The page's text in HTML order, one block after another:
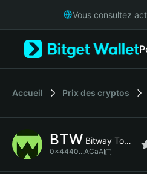
Русский
Italiano
简体中文
繁體中文
Vous consultez
Accueil Prix des cryptos
BTW Bitway Token
0x4440...ACaA